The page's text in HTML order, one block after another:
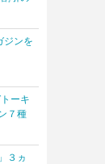
ジンを
ーキ
７種
３ヵ